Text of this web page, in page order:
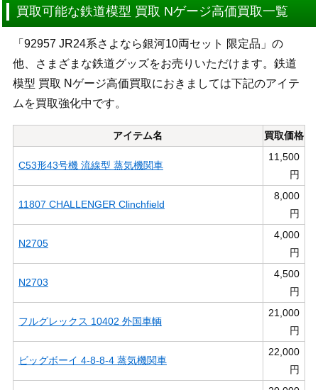
買取可能な鉄道模型 買取 Nゲージ高価買取一覧
「92957 JR24系さよなら銀河10両セット 限定品」の
他、さまざまな鉄道グッズをお売りいただけます。鉄道
模型 買取 Nゲージ高価買取におきましては下記のアイテ
ムを買取強化中です。
アイテム名 買取価格
C53形43号機 流線型 蒸気機関車
11,500
円
11807 CHALLENGER Clinchfield
8,000
円
N2705
4,000
円
N2703
4,500
円
フルグレックス 10402 外国車輌
21,000
円
ビッグボーイ 4-8-8-4 蒸気機関車
22,000
円